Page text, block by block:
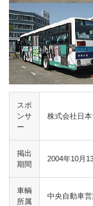
スポ
ンサ
ー
株式会社日
掲出
期間
2004年10月
車輌
所属
中央自動車